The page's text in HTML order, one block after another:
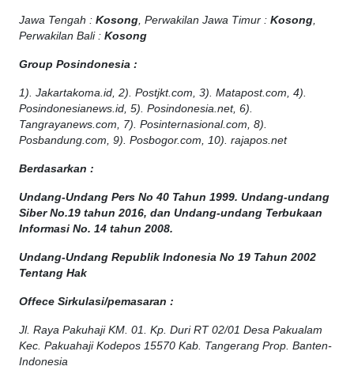
Jawa Tengah : Kosong , Perwakilan Jawa Timur : Kosong
Perwakilan Bali : Kosong
Group Posindonesia :
1). Jakartakoma.id, 2). Postjkt.com, 3). Matapost.com, 4).
Posindonesianews.id, 5). Posindonesia.net, 6).
Tangrayanews.com, 7). Posinternasional.com, 8).
Posbandung.com, 9). Posbogor.com, 10). rajapos.net
Berdasarkan :
Undang-Undang Pers No 40 Tahun 1999. Undang-undang
Siber No.19 tahun 2016, dan Undang-undang Terbukaan
Informasi No. 14 tahun 2008.
Undang-Undang Republik Indonesia No 19 Tahun 2002
Tentang Hak
Offece Sirkulasi/pemasaran :
Jl. Raya Pakuhaji KM. 01. Kp. Duri RT 02/01 Desa Pakualam
Kec. Pakuahaji Kodepos 15570 Kab. Tangerang Prop. Banten-
Indonesia